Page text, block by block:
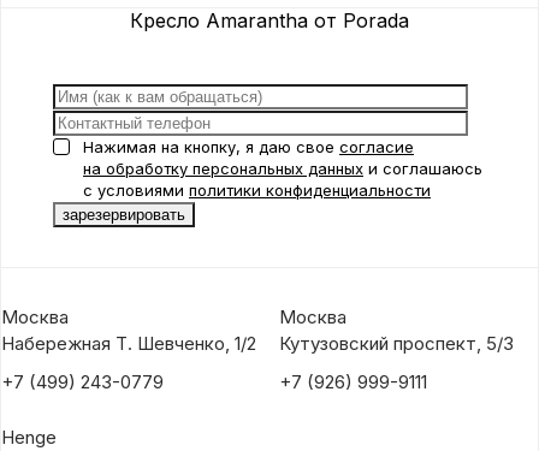
Кресло Amarantha от Porada
Нажимая на кнопку, я даю свое согласие
на обработку персональных данных и соглашаюсь
с условиями политики конфиденциальности
Москва
Набережная Т. Шевченко, 1/2
+7 (499) 243-0779
Москва
Кутузовский проспект, 5/3
+7 (926) 999-9111
Henge